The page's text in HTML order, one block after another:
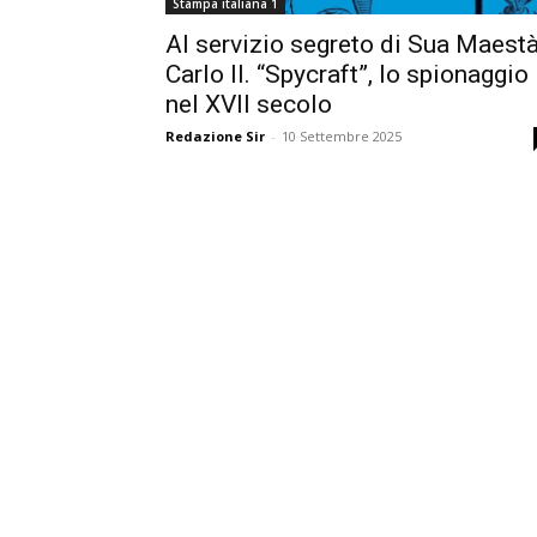
Stampa italiana 1
Al servizio segreto di Sua
Carlo II. “Spycraft”, lo spionaggio
nel XVII secolo
Redazione Sir - 10 Settembre 2025